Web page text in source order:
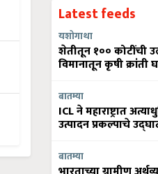
Latest feeds
यशोगाथा
शेतीतून १०० कोटींची
विमानातून कृषी क्रांती
बातम्या
ICL ने महाराष्ट्रात
उत्पादन प्रकल्पाचे
बातम्या